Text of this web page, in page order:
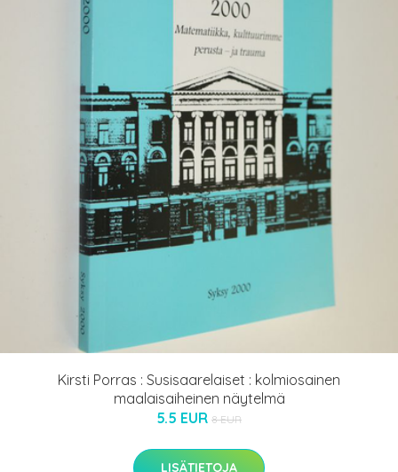
Kirsti Porras : Susisaarelaiset : kolmiosainen
maalaisaiheinen näytelmä
5.5 EUR 8 EUR
LISÄTIETOJA